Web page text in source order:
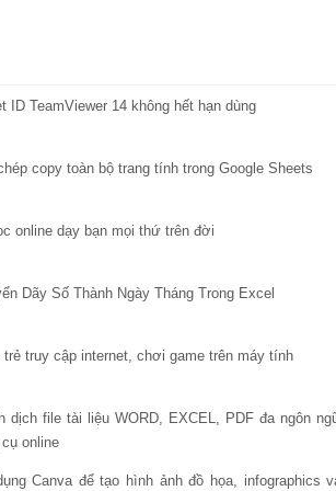
ID TeamViewer 14 không hết hạn dùng
copy toàn bộ trang tính trong Google Sheets
online dạy bạn mọi thứ trên đời
Dãy Số Thành Ngày Tháng Trong Excel
trẻ truy cập internet, chơi game trên máy tính
dịch file tài liệu WORD, EXCEL, PDF đa ngôn
online
Canva để tạo hình ảnh đồ họa, infographics